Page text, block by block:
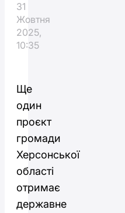
31
Жовтня
2025,
10:35
Ще
один
проєкт
громади
Херсонської
області
отримає
державне